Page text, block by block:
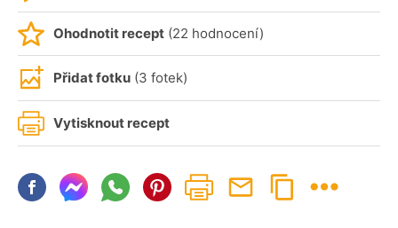
Ohodnotit recept (22 hodnocení)
Přidat fotku (3 fotek)
Vytisknout recept